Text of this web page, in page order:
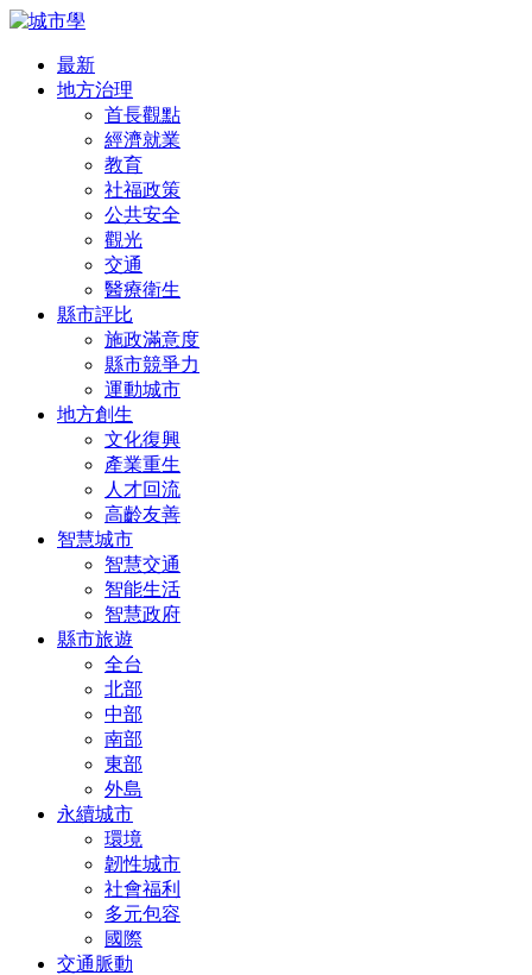
最新
地方治理
首長觀點
經濟就業
教育
社福政策
公共安全
觀光
交通
醫療衛生
縣市評比
施政滿意度
縣市競爭力
運動城市
地方創生
文化復興
產業重生
人才回流
高齡友善
智慧城市
智慧交通
智能生活
智慧政府
縣市旅遊
全台
北部
中部
南部
東部
外島
永續城市
環境
韌性城市
社會福利
多元包容
國際
交通脈動